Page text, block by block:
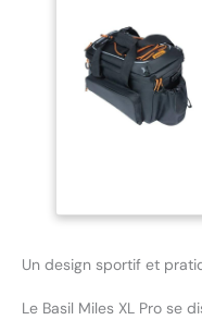
Un design sportif et
Le Basil Miles XL Pro se